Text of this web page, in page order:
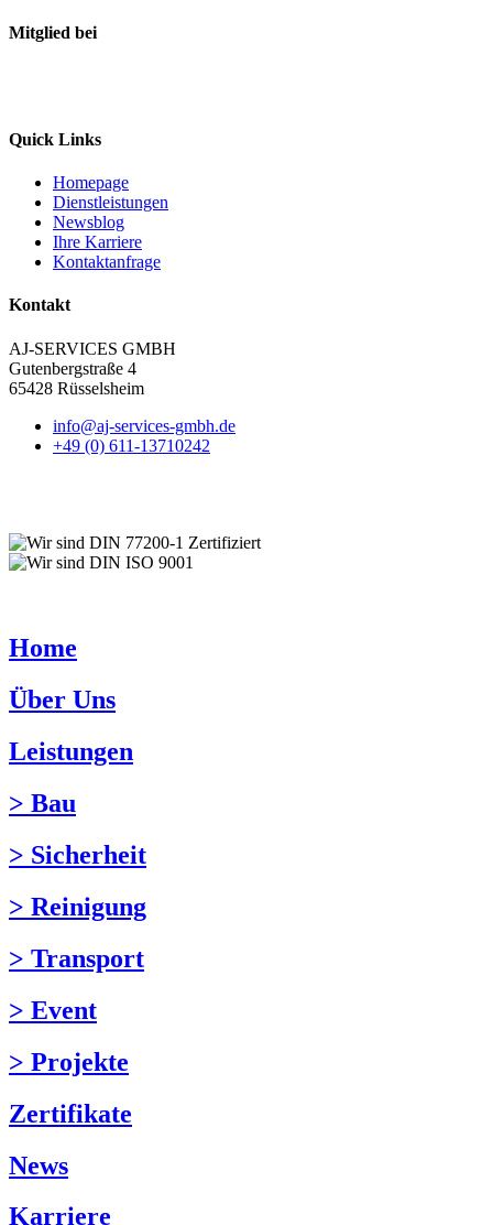
Mitglied bei
Quick Links
Homepage
Dienstleistungen
Newsblog
Ihre Karriere
Kontaktanfrage
Kontakt
AJ-SERVICES GMBH
Gutenbergstraße 4
65428 Rüsselsheim
info@aj-services-gmbh.de
+49 (0) 611-13710242
Home
Über Uns
Leistungen
> Bau
> Sicherheit
> Reinigung
> Transport
> Event
> Projekte
Zertifikate
News
Karriere